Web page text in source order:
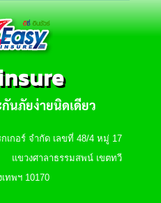
นภัยง่ายนิดเดียว
ร์ จำกัด เลขที่ 48/4 หมู่ 17
ศาลาธรรมสพน์ เขตทวี
ทพฯ 10170